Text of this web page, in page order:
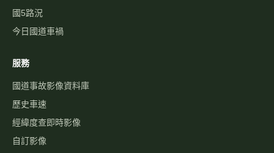
國5路況
今日國道車禍
服務
國道事故影像資料庫
歷史車速
經緯度查即時影像
自訂影像